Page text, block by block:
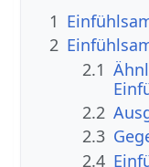
1
2
2.1
2.2
2.3
2.4